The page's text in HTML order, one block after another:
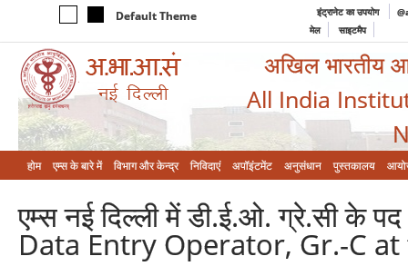
Default Theme इंट्रानेट का उपयोग
मेल
साइटमैप
अखिल भारतीय
All India
होम एम्‍स के बारे में विभाग और केन्‍द्र निविदाएं अपॉइंटमेंट अनुसंधान पुस्तकालय
एम्स नई दिल्ली में डी.ई.ओ. ग्रे.सी के
Data Entry Operator, Gr.-C